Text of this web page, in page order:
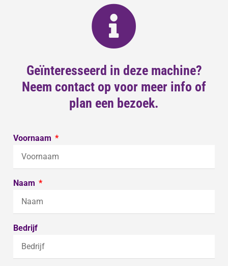
Geïnteresseerd in deze machine?
Neem contact op voor meer info of
plan een bezoek.
Voornaam
Naam
Bedrijf